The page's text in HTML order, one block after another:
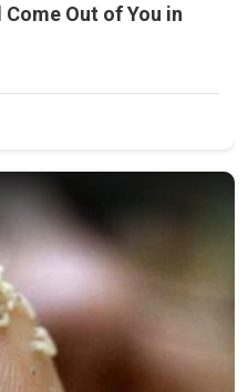
Out of You in